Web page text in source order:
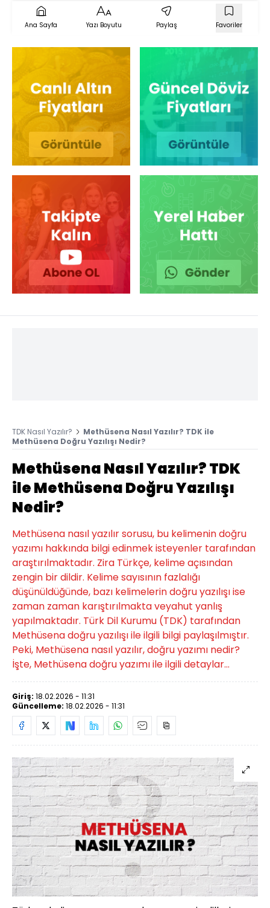
Ana Sayfa Yazı Boyutu Paylaş Favoriler
TDK Nasıl Yazılır?
Methüsena Nasıl Yazılır? TDK ile
Methüsena Doğru Yazılışı Nedir?
Methüsena Nasıl Yazılır? TDK
ile Methüsena Doğru Yazılışı
Nedir?
Methüsena nasıl yazılır sorusu, bu kelimenin doğru
yazımı hakkında bilgi edinmek isteyenler tarafından
araştırılmaktadır. Zira Türkçe, kelime açısından
zengin bir dildir. Kelime sayısının fazlalığı
düşünüldüğünde, bazı kelimelerin doğru yazılışı ise
zaman zaman karıştırılmakta veyahut yanlış
yapılmaktadır. Türk Dil Kurumu (TDK) tarafından
Methüsena doğru yazılışı ile ilgili bilgi paylaşılmıştır.
Peki, Methüsena nasıl yazılır, doğru yazımı nedir?
İşte, Methüsena doğru yazımı ile ilgili detaylar...
Giriş: 18.02.2026 - 11:31
Güncelleme: 18.02.2026 - 11:31